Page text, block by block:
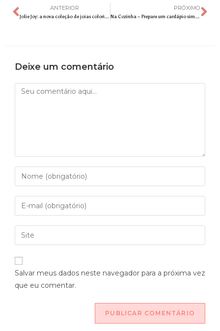
ANTERIOR
Jolie Joy: a nova coleção de joias coloridas da Jolie by Monte Carlo
PRÓXIMO
Na Cozinha – Prepare um cardápio simples e completo para saborear em qualquer final de semana!
Deixe um comentário
Salvar meus dados neste navegador para a próxima vez
que eu comentar.